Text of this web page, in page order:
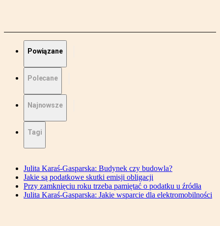
Powiązane
Polecane
Najnowsze
Tagi
Julita Karaś-Gasparska: Budynek czy budowla?
Jakie są podatkowe skutki emisji obligacji
Przy zamknięciu roku trzeba pamiętać o podatku u źródła
Julita Karaś-Gasparska: Jakie wsparcie dla elektromobilności